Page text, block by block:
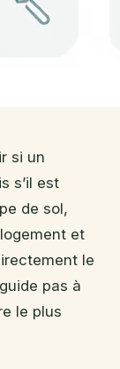
si un
s’il est
de sol,
et
le
pas à
le plus